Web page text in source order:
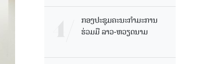
ກອງປະຊຸມຄະນະກຳມະການ
ຮ່ວມມື ລາວ-ຫວຽດນາມ